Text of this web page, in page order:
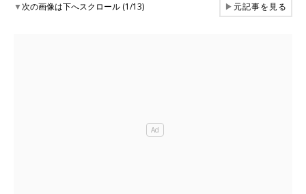
▼次の画像は下へスクロール (1/13) ▶元記事を見る